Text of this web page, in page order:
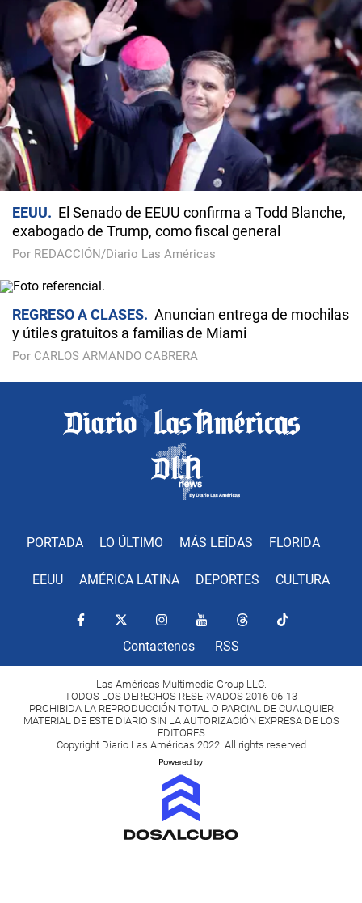
EEUU
El Senado de EEUU confirma a Todd Blanche,
exabogado de Trump, como fiscal general
Por REDACCIÓN/Diario Las Américas
REGRESO A CLASES
Anuncian entrega de mochilas
y útiles gratuitos a familias de Miami
Por CARLOS ARMANDO CABRERA
PORTADA LO ÚLTIMO MÁS LEÍDAS FLORIDA
EEUU AMÉRICA LATINA DEPORTES CULTURA
Contactenos RSS
Las Américas Multimedia Group LLC.
TODOS LOS DERECHOS RESERVADOS 2016-06-13
PROHIBIDA LA REPRODUCCIÓN TOTAL O PARCIAL DE CUALQUIER
MATERIAL DE ESTE DIARIO SIN LA AUTORIZACIÓN EXPRESA DE LOS
EDITORES
Copyright Diario Las Américas 2022. All rights reserved